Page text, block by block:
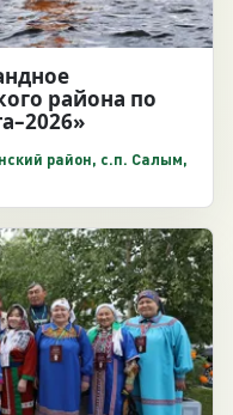
района по
район, с.п. Салым,